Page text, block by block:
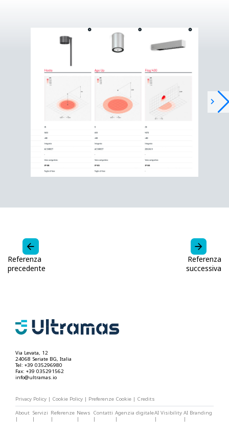
Referenza
precedente
Referenza
successiva
Via Levata, 12
24068 Seriate BG, Italia
Tel: +39 035296980
Fax: +39 035291562
info@ultramas.io
Privacy Policy | Cookie Policy | Preferenze Cookie | Credits
About
|
Servizi
|
Referenze
|
News
|
Contatti
|
Agenzia digitale
|
AI Visibility
|
AI Branding
|